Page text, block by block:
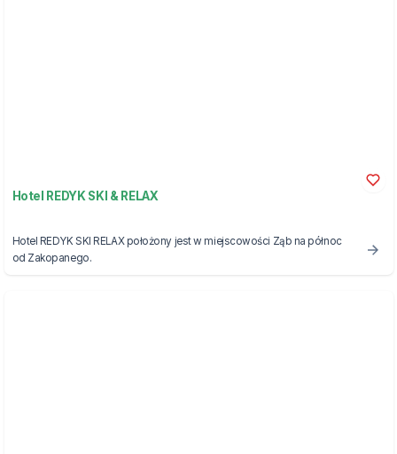
Hotel REDYK SKI & RELAX
Hotel REDYK SKI RELAX położony jest w miejscowości Ząb na północ
od Zakopanego.